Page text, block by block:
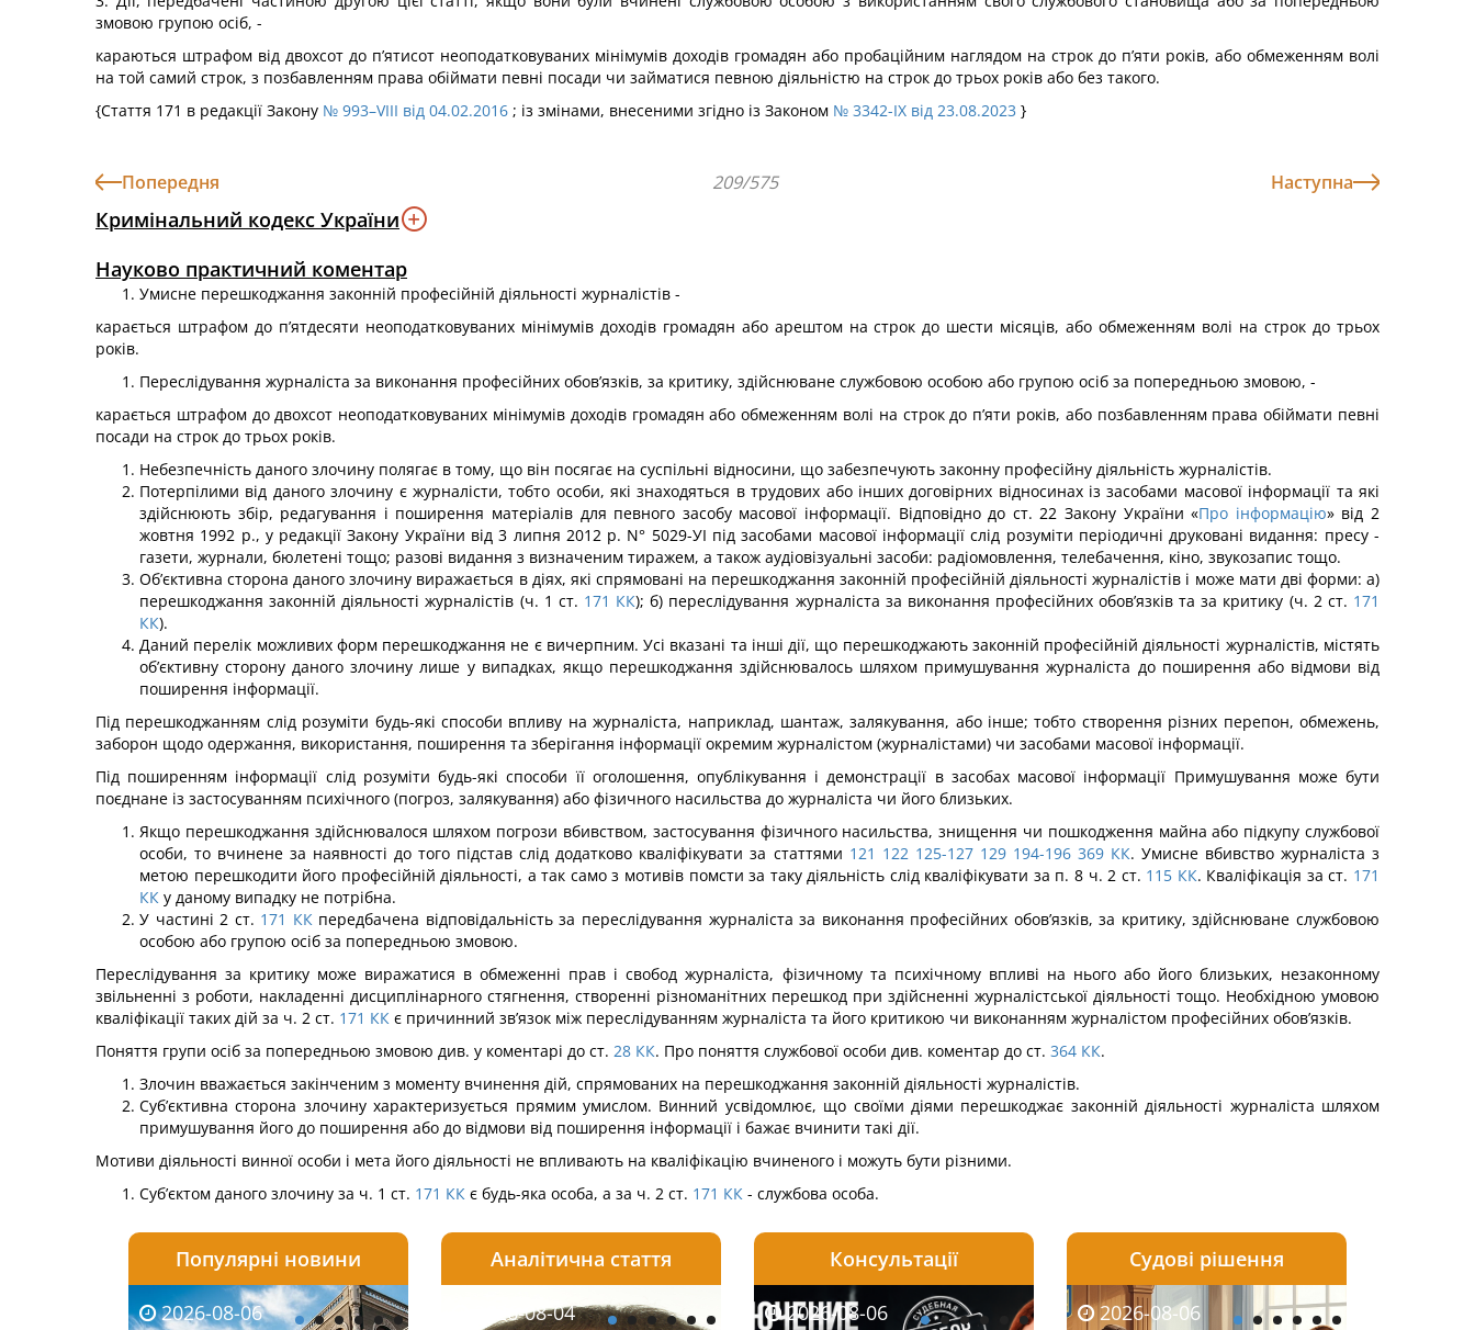
змовою групою осіб, -
караються штрафом від двохсот до п’ятисот неоподатковуваних мінімумів доходів громадян або пробаційним наглядом на строк до п’яти років, або обмеженням волі
на той самий строк, з позбавленням права обіймати певні посади чи займатися певною діяльністю на строк до трьох років або без такого.
{Стаття 171 в редакції Закону № 993–VIII від 04.02.2016 ; із змінами, внесеними згідно із Законом № 3342-IX від 23.08.2023 }
Попередня 209/575 Наступна
Кримінальний кодекс України
Науково практичний коментар
Умисне перешкоджання законній професійній діяльності журналістів -
карається штрафом до п’ятдесяти неоподатковуваних мінімумів доходів гро­мадян або арештом на строк до шести місяців, або обмеженням волі на строк до трьох
років.
Переслідування журналіста за виконання професійних обов’язків, за кри­тику, здійснюване службовою особою або групою осіб за попередньою змовою, -
карається штрафом до двохсот неоподатковуваних мінімумів доходів громадян або обмеженням волі на строк до п’яти років, або позбавленням права обіймати певні
посади на строк до трьох років.
Небезпечність даного злочину полягає в тому, що він посягає на суспільні від­носини, що забезпечують законну професійну діяльність журналістів.
Потерпілими від даного злочину є журналісти, тобто особи, які знаходяться в трудових або інших договірних відносинах із засобами масової інформації та які
здійснюють збір, редагування і поширення матеріалів для певного засобу масової інформації. Відповідно до ст. 22 Закону України «Про інформацію» від 2
жовтня 1992 р., у редакції Закону України від 3 липня 2012 р. N° 5029-УІ під засобами масової інформації слід розуміти періодичні друковані видання: пресу -
газети, журнали, бюлетені тощо; разові видання з визначеним тиражем, а також аудіовізуальні засоби: радіомовлення, телебачення, кіно, звукозапис тощо.
Об’єктивна сторона даного злочину виражається в діях, які спрямовані на перешкоджання законній професійній діяльності журналістів і може мати дві форми: а)
перешкоджання законній діяльності журналістів (ч. 1 ст. 171 КК); б) переслідуван­ня журналіста за виконання професійних обов’язків та за критику (ч. 2 ст. 171
КК).
Даний перелік можливих форм перешкоджання не є вичерпним. Усі вказані та інші дії, що перешкоджають законній професійній діяльності журналістів, містять
об’єктивну сторону даного злочину лише у випадках, якщо перешкоджання здійснювалось шляхом примушування журналіста до поширення або відмови від
поширення інформації.
Під перешкоджанням слід розуміти будь-які способи впливу на журналіста, на­приклад, шантаж, залякування, або інше; тобто створення різних перепон, обмежень,
заборон щодо одержання, використання, поширення та зберігання інформації окремим журналістом (журналістами) чи засобами масової інформації.
Під поширенням інформації слід розуміти будь-які способи її оголошення, опу­блікування і демонстрації в засобах масової інформації Примушування може бути
поєднане із застосуванням психічного (погроз, залякування) або фізичного насильства до журналіста чи його близьких.
Якщо перешкоджання здійснювалося шляхом погрози вбивством, застосування фізичного насильства, знищення чи пошкодження майна або підкупу службової
осо­би, то вчинене за наявності до того підстав слід додатково кваліфікувати за статтями 121 122 125-127 129 194-196 369 КК. Умисне вбивство журналіста з
метою пере­шкодити його професійній діяльності, а так само з мотивів помсти за таку діяльність слід кваліфікувати за п. 8 ч. 2 ст. 115 КК. Кваліфікація за ст. 171
КК у даному випадку не потрібна.
У частині 2 ст. 171 ККпередбачена відповідальність за переслідування журна­ліста за виконання професійних обов’язків, за критику, здійснюване службовою
осо­бою або групою осіб за попередньою змовою.
Переслідування за критику може виражатися в обмеженні прав і свобод журна­ліста, фізичному та психічному впливі на нього або його близьких, незаконному
звільненні з роботи, накладенні дисциплінарного стягнення, створенні різноманітних перешкод при здійсненні журналістської діяльності тощо. Необхідною умовою
ква­ліфікації таких дій за ч. 2 ст. 171 КК є причинний зв’язок між переслідуванням жур­наліста та його критикою чи виконанням журналістом професійних обов’язків.
Поняття групи осіб за попередньою змовою див. у коментарі до ст. 28 КК. Про поняття службової особи див. коментар до ст. 364 КК.
Злочин вважається закінченим з моменту вчинення дій, спрямованих на пере­шкоджання законній діяльності журналістів.
Суб’єктивна сторона злочину характеризується прямим умислом. Винний усвідомлює, що своїми діями перешкоджає законній діяльності журналіста шляхом
примушування його до поширення або до відмови від поширення інформації і бажає вчинити такі дії.
Мотиви діяльності винної особи і мета його діяльності не впливають на кваліфі­кацію вчиненого і можуть бути різними.
Суб’єктом даного злочину за ч. 1 ст. 171 КК є будь-яка особа, а за ч. 2 ст. 171 КК - службова особа.
Популярні новини
2026-08-06 2026-08-06 2026-08-05 2026-08-05 2026-08-05
Аналітична стаття
2026-08-03 2026-08-04 2026-08-04 2026-08-03 2026-08-03
Консультації
2026-08-05 2026-08-06 2026-08-06 2026-08-06
Судові рішення
2026-07-30 2026-08-06